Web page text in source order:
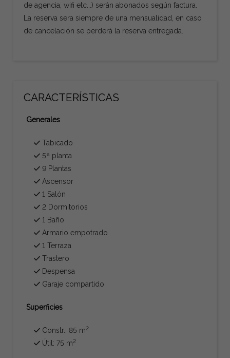
de agencia, wifi etc...) serán abonados según factura.
La reserva sera siempre de una mensualidad, en caso
de cancelación se perderá la reserva entregada.
CARACTERÍSTICAS
Generales
Tabicado
5ª planta
9 Plantas
Ascensor
1 Salón
2 Dormitorios
1 Baño
Armario empotrado
1 Terraza
Trastero
Despensa
Garaje compartido
Superficies
Constr.: 85 m2
Útil: 75 m2